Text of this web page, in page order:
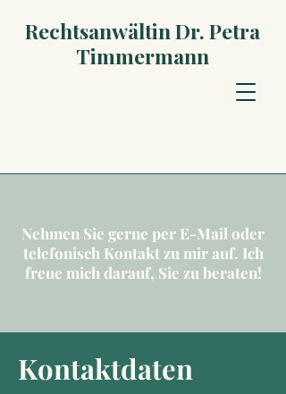
Rechtsanwältin Dr. Petra
Timmermann
Nehmen Sie gerne per E-Mail oder
telefonisch Kontakt zu mir auf. Ich
freue mich darauf, Sie zu beraten!
Kontaktdaten